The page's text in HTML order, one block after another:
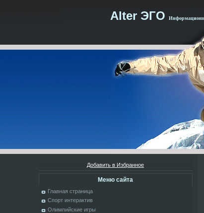
Alter ЭГО
Добавить в Избранное
Меню сайта
Главная страница
Спорт интерактив
Олимпийские игры